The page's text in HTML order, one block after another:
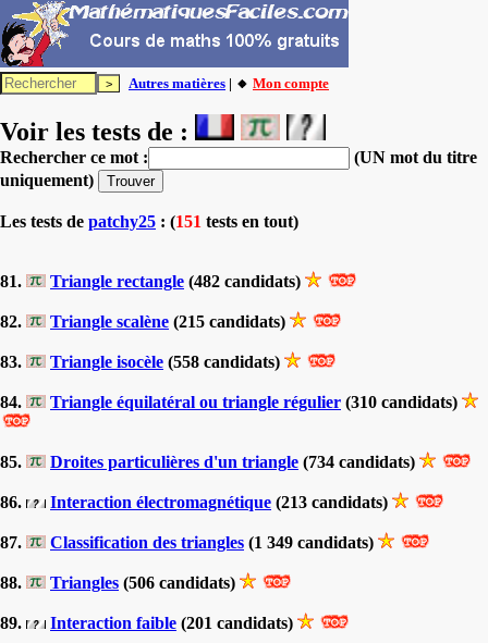
Autres matières | 🔸 Mon compte
Voir les tests de :
Rechercher ce mot :
(UN mot du titre
uniquement)
Les tests de patchy25 : (151 tests en tout)
81. Triangle rectangle (482 candidats)
82. Triangle scalène (215 candidats)
83. Triangle isocèle (558 candidats)
84. Triangle équilatéral ou triangle régulier (310 candidats)
85. Droites particulières d'un triangle (734 candidats)
86. Interaction électromagnétique (213 candidats)
87. Classification des triangles (1 349 candidats)
88. Triangles (506 candidats)
89. Interaction faible (201 candidats)